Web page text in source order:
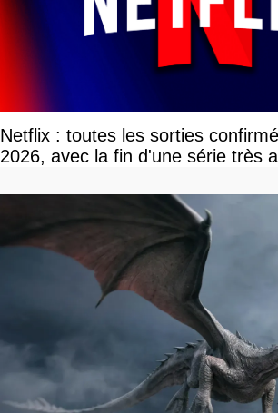
Netflix : toutes les sorties
2026, avec la fin d'une série très